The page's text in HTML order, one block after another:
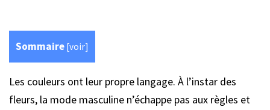
Sommaire [voir]
Les couleurs ont leur propre langage. À l’instar des
fleurs, la mode masculine n’échappe pas aux règles et